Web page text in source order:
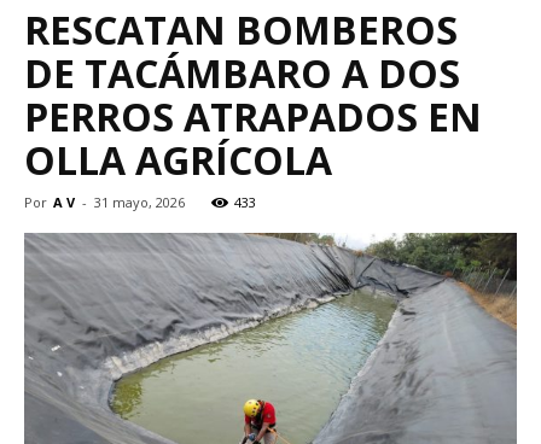
RESCATAN BOMBEROS
DE TACÁMBARO A DOS
PERROS ATRAPADOS EN
OLLA AGRÍCOLA
Por A V - 31 mayo, 2026 433